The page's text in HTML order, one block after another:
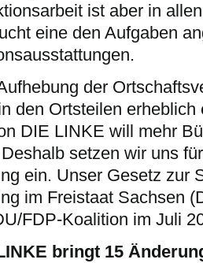
ist aber in
eine den Aufgaben
der
den Ortsteilen
DIE LINKE will mehr
setzen wir uns
ein. Unser Gesetz zur
im Freistaat Sachsen
FDP-Koalition im Juli
bringt 15